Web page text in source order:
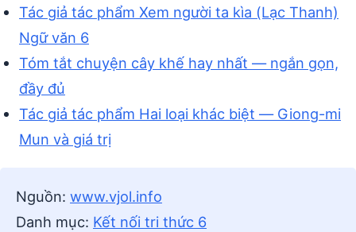
Tác giả tác phẩm Xem người ta kìa (Lạc Thanh)
Ngữ văn 6
Tóm tắt chuyện cây khế hay nhất — ngắn gọn,
đầy đủ
Tác giả tác phẩm Hai loại khác biệt — Giong-mi
Mun và giá trị
Nguồn: www.vjol.info
Danh mục: Kết nối tri thức 6